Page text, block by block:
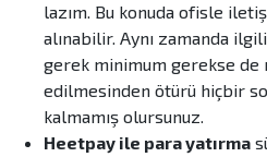
lazım. Bu konuda ofisle
alınabilir. Aynı zamanda
gerek minimum gerekse de
edilmesinden ötürü hiçbir
kalmamış olursunuz.
Heetpay ile para yatırma